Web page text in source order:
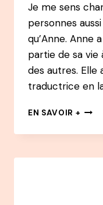
Je me sens
personnes
qu’Anne. Anne
partie de sa vie
des autres.
traductrice en
EN SAVOIR + 72
–